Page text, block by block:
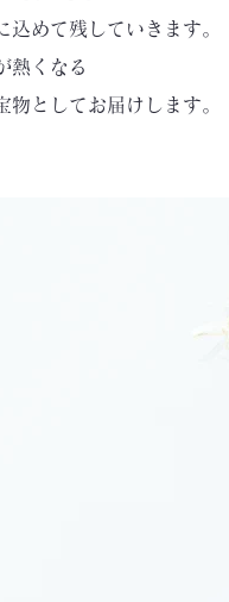
めて残していきます。
熱くなる
としてお届けします。